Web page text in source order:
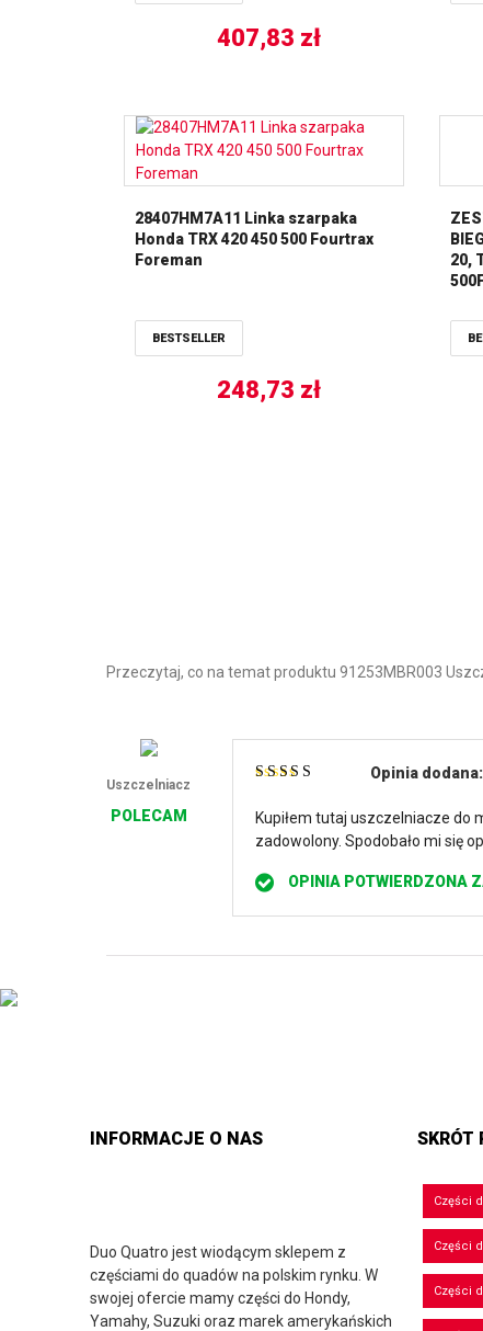
407,83 zł
28407HM7A11 Linka szarpaka
Honda TRX 420 450 500 Fourtrax
Foreman
BESTSELLER
248,73 zł
20,
Przeczytaj, co na temat produktu 91253MBR003
Uszczelniacz
POLECAM
5
Opinia dodana:
Kupiłem tutaj uszczelniacze do
zadowolony. Spodobało mi się
OPINIA POTWIERDZONA
INFORMACJE O NAS
Duo Quatro jest wiodącym sklepem z
częściami do quadów na polskim rynku. W
swojej ofercie mamy części do Hondy,
Yamahy, Suzuki oraz marek amerykańskich
SKRÓT
Części
Części
Części